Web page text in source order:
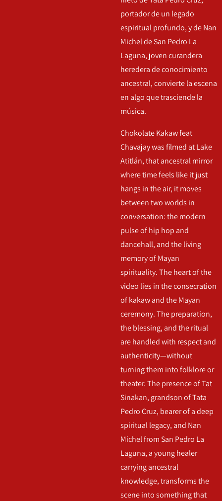
portador de un legado
espiritual profundo, y de Nan
Michel de San Pedro La
Laguna, joven curandera
heredera de conocimiento
ancestral, convierte la escena
en algo que trasciende la
música.
Chokolate Kakaw feat
Chavajay was filmed at Lake
Atitlán, that ancestral mirror
where time feels like it just
hangs in the air, it moves
between two worlds in
conversation: the modern
pulse of hip hop and
dancehall, and the living
memory of Mayan
spirituality. The heart of the
video lies in the consecration
of kakaw and the Mayan
ceremony. The preparation,
the blessing, and the ritual
are handled with respect and
authenticity—without
turning them into folklore or
theater. The presence of Tat
Sinakan, grandson of Tata
Pedro Cruz, bearer of a deep
spiritual legacy, and Nan
Michel from San Pedro La
Laguna, a young healer
carrying ancestral
knowledge, transforms the
scene into something that